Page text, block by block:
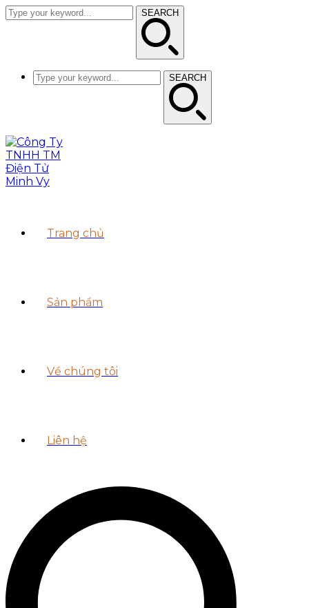
SEARCH
SEARCH
Trang chủ
Sản phẩm
Về chúng tôi
Liên hệ